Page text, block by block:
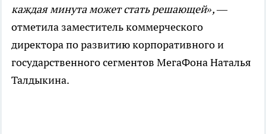
каждая минута может стать решающей»,—
отметила заместитель коммерческого
директора по развитию корпоративного и
государственного сегментов МегаФона Наталья
Талдыкина.